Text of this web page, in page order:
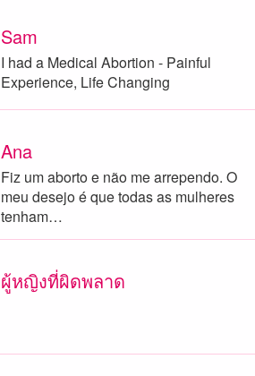
Sam
I had a Medical Abortion - Painful
Experience, Life Changing
Ana
Fiz um aborto e não me arrependo. O
meu desejo é que todas as mulheres
tenham…
ผู้หญิงที่ผิดพลาด